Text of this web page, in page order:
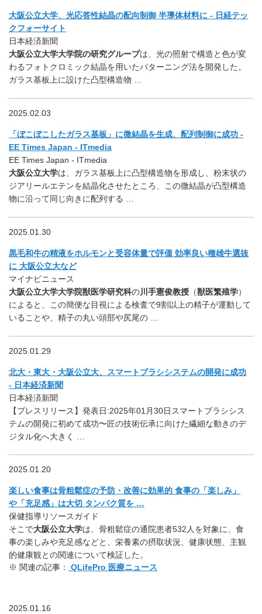
大阪公立大学、光応答性結晶の配向制御 半導体材料に - 日経テッ
クフォーサイト
日本経済新聞
大阪公立大学大学院の研究グループは、光の照射で構造と色が変
わるフォトクロミック結晶を用いたパターニング法を開発した。
ガラス基板上に設けた凸型構造物 …
2025.02.03
「ぼこぼこしたガラス基板」に微結晶を生成、配列制御に成功 -
EE Times Japan - ITmedia
EE Times Japan - ITmedia
大阪公立大学は、ガラス基板上に凸型構造物を形成し、粉末状の
ジアリールエテンを結晶化させたところ、この微結晶が凸型構造
物に沿って同じ向きに配列する …
2025.01.30
黒毛和牛の精液をホルモンと受容体量で評価 効率良い種雄牛選抜
に 大阪公立大など
マイナビニュース
大阪公立大学大学院獣医学研究科の川手憲俊教授 （獣医繁殖学）
によると、この簡便な目視による検査で9割以上の精子が運動して
いることや、精子の丸い頭部や尻尾の …
2025.01.29
北大・東大・大阪公立大、スマートブラシシステムの開発に成功
- 日本経済新聞
日本経済新聞
【プレスリリース】発表日:2025年01月30日スマートブラシシス
テムの開発に初めて成功〜匠の技術伝承に向けた繊細な動きのデ
ジタル化へ大きく …
2025.01.20
楽しい食事は骨粗鬆症の予防・改善に効果的 食事の「楽しみ」
や「充足感」は大切 タンパク質を …
保健指導リソースガイド
そこで大阪公立大学は、骨粗鬆症の通院患者532人を対象に、食
事の楽しみや充足感などと、栄養素の摂取状況、健康状態、主観
的健康観との関連について検証した。
※ 関連の記事：
QLifePro 医療ニュース
2025.01.16